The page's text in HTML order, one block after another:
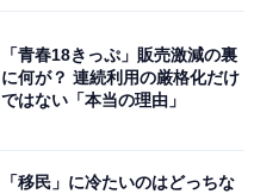
「青春18きっぷ」販売激減の裏
に何が？ 連続利用の厳格化だけ
ではない「本当の理由」
「移民」に冷たいのはどっちな